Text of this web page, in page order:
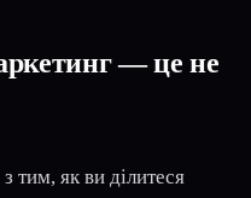
— це не
тим, як ви ділитеся